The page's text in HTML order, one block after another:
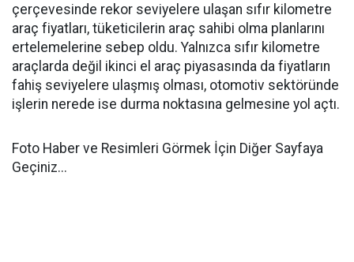
çerçevesinde rekor seviyelere ulaşan sıfır kilometre
araç fiyatları, tüketicilerin araç sahibi olma planlarını
ertelemelerine sebep oldu. Yalnızca sıfır kilometre
araçlarda değil ikinci el araç piyasasında da fiyatların
fahiş seviyelere ulaşmış olması, otomotiv sektöründe
işlerin nerede ise durma noktasına gelmesine yol açtı.
Foto Haber ve Resimleri Görmek İçin Diğer Sayfaya
Geçiniz...